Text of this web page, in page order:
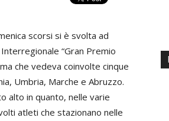
scorsi si è svolta ad
“Gran Premio
che vedeva coinvolte cinque
Umbria, Marche e Abruzzo.
alto in quanto, nelle varie
atleti che stazionano nelle